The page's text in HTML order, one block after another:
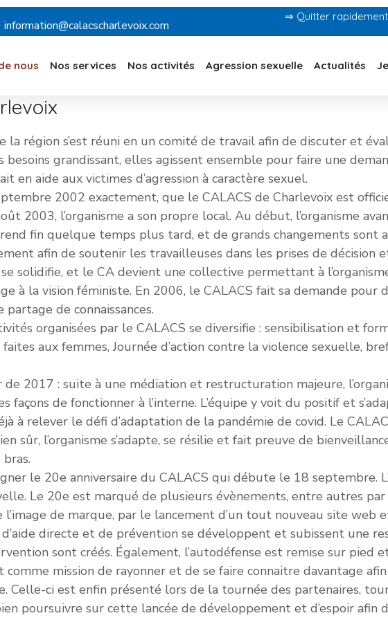
information@calacscharlevoix.com
⇒ Quitter rapidement
nous Nos services Nos activités Agression sexuelle Actualités
la région s’est réuni en un comité de travail afin de discuter et
grandissant, elles agissent ensemble pour faire une
en aide aux victimes d’agression à caractère sexuel.
2002 exactement, que le CALACS de Charlevoix est
2003, l’organisme a son propre local. Au début, l’organisme
fin quelque temps plus tard, et de grands changements sont
afin de soutenir les travailleuses dans les prises de décision
se solidifie, et le CA devient une collective permettant à
à la vision féministe. En 2006, le CALACS fait sa demande
de connaissances.
organisées par le CALACS se diversifie : sensibilisation et
aux femmes, Journée d’action contre la violence sexuelle,
2017 : suite à une médiation et restructuration majeure,
façons de fonctionner à l’interne. L’équipe y voit du positif et
à relever le défi d’adaptation de la pandémie de covid. Le
sûr, l’organisme s’adapte, se résilie et fait preuve de
le 20e anniversaire du CALACS qui débute le 18 septembre.
Le 20e est marqué de plusieurs évènements, entre autres
de marque, par le lancement d’un tout nouveau site web
directe et de prévention se développent et subissent une
sont créés. Également, l’autodéfense est remise sur
mission de rayonner et de se faire connaitre davantage
Celle-ci est enfin présenté lors de la tournée des partenaires,
poursuivre sur cette lancée de développement et d’espoir afin